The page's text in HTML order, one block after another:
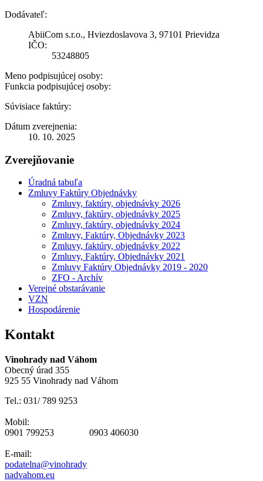
Dodávateľ:
AbiiCom s.r.o., Hviezdoslavova 3, 97101 Prievidza
IČO:
53248805
Meno podpisujúcej osoby:
Funkcia podpisujúcej osoby:
Súvisiace faktúry:
Dátum zverejnenia:
10. 10. 2025
Zverejňovanie
Úradná tabuľa
Zmluvy Faktúry Objednávky
Zmluvy, faktúry, objednávky 2026
Zmluvy, faktúry, objednávky 2025
Zmluvy, faktúry, objednávky 2024
Zmluvy, Faktúry, Objednávky 2023
Zmluvy, faktúry, objednávky 2022
Zmluvy, Faktúry, Objednávky 2021
Zmluvy Faktúry Objednávky 2019 - 2020
ZFO - Archív
Verejné obstarávanie
VZN
Hospodárenie
Kontakt
Vinohrady nad Váhom
Obecný úrad 355
925 55 Vinohrady nad Váhom
Tel.: 031/ 789 9253
Mobil:
0901 799253 0903 406030
E-mail:
podatelna@vinohrady
nadvahom.eu